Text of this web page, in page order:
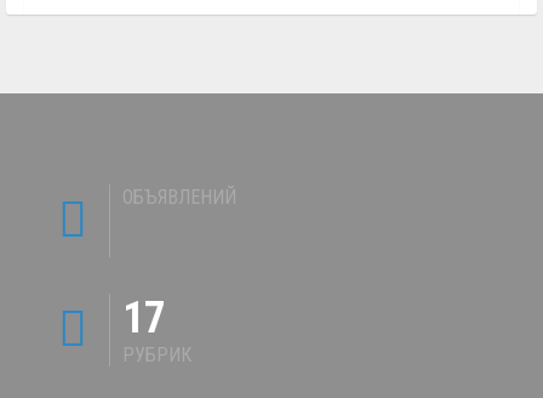
ОБЪЯВЛЕНИЙ
17
РУБРИК